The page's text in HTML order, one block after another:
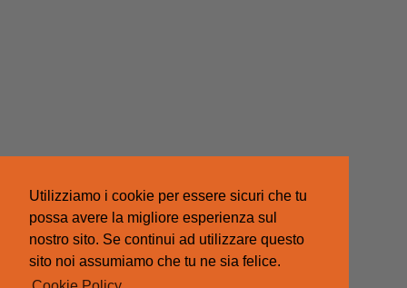
Utilizziamo i cookie per essere sicuri che tu
possa avere la migliore esperienza sul
nostro sito. Se continui ad utilizzare questo
sito noi assumiamo che tu ne sia felice.